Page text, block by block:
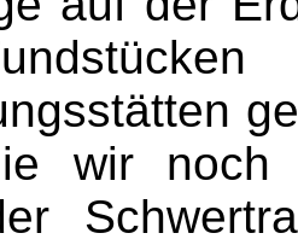
wir noch